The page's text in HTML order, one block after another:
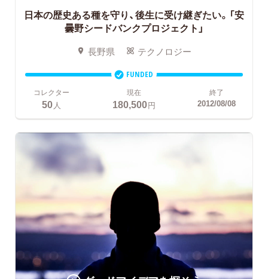
日本の歴史ある種を守り、後生に受け継ぎたい。「安
曇野シードバンクプロジェクト」
長野県 テクノロジー
FUNDED
コレクター
50 人
現在
180,500円
終了
2012/08/08